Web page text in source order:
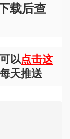
载后查
以点击这
天推送